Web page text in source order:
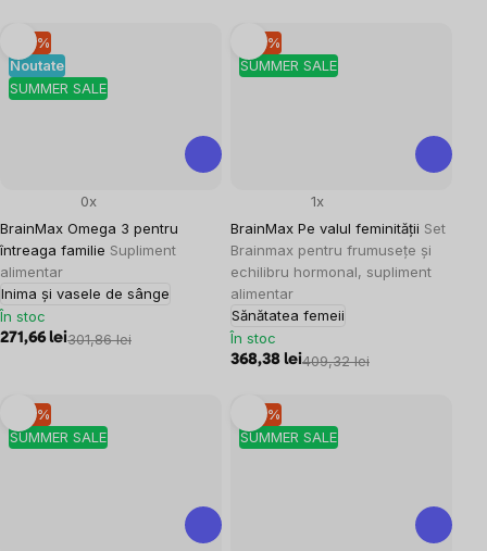
Noutate
SUMMER SALE
–10 %
BrainMax Omega 3 pentru
întreaga familie Supliment
alimentar
Inima și vasele de sânge
0x
În stoc
271,66 lei301,86 lei
SUMMER SALE
–10 %
BrainMax Pe valul feminității Set
Brainmax pentru frumusețe și
echilibru hormonal, supliment
alimentar
Sănătatea femeii
1x
În stoc
368,38 lei409,32 lei
SUMMER SALE
–10 %
SUMMER SALE
–10 %